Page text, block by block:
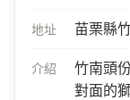
地址 苗栗縣
介紹
竹南頭
對面的